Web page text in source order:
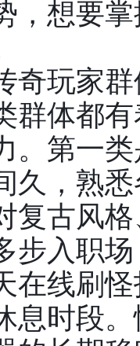
，想要
家群体
群体都
。第一
久，熟
复古风
步入职
在线刷
息时段